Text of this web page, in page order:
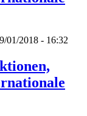
01/2018 - 16:32